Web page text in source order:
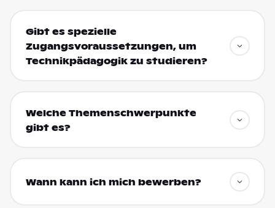
Gibt es spezielle
Zugangsvoraussetzungen, um
Technikpädagogik zu studieren?
Welche Themenschwerpunkte
gibt es?
Wann kann ich mich bewerben?